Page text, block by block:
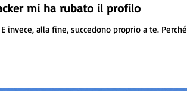
mi ha rubato il profilo
invece, alla fine, succedono proprio a te.